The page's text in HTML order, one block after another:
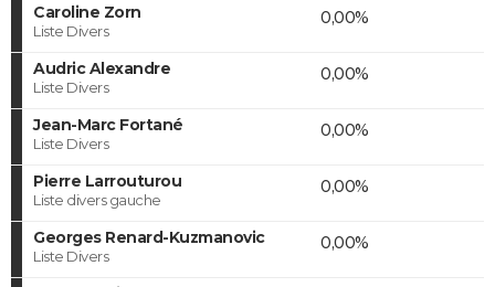
Caroline Zorn
Liste Divers
0,00%
Audric Alexandre
Liste Divers
0,00%
Jean-Marc Fortané
Liste Divers
0,00%
Pierre Larrouturou
Liste divers gauche
0,00%
Georges Renard-Kuzmanovic
Liste Divers
0,00%